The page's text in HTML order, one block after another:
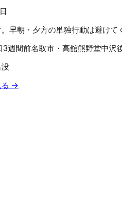
早朝・夕方の単独行動は避けて
3週間前名取市 ・高舘熊野堂中沢
る →